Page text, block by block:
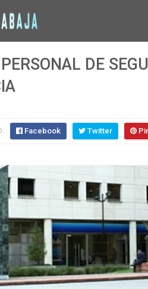
DE
Facebook Twitter